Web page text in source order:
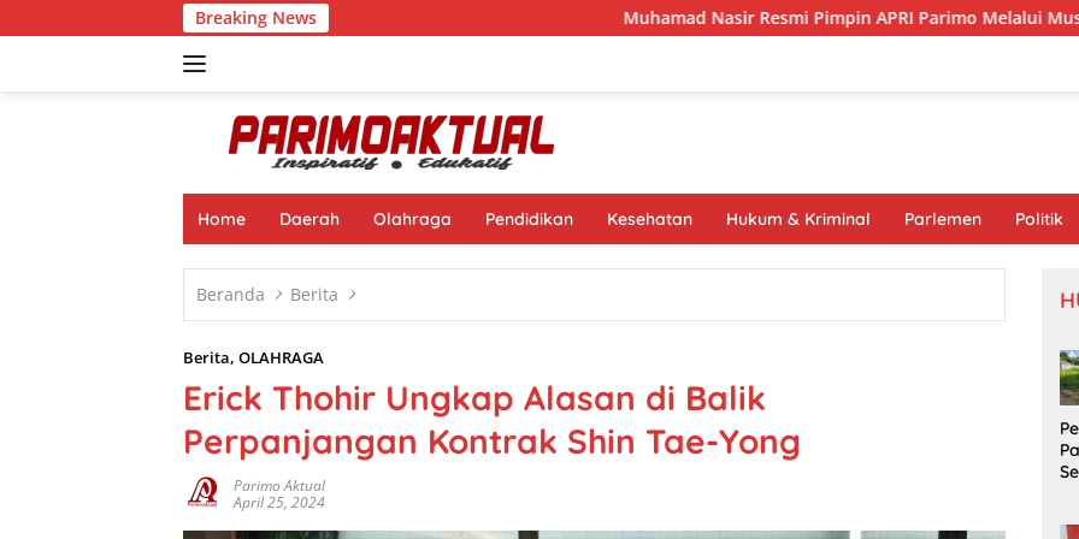
ke
Breaking News Muhamad Nasir Resmi Pimpin APRI Parimo Melalui Muscab Periode
Home Daerah Olahraga Pendidikan Kesehatan Hukum & Kriminal Parlemen Politik
Beranda Berita
Berita, OLAHRAGA
Erick Thohir Ungkap Alasan di Balik
Perpanjangan Kontrak Shin Tae-Yong
Parimo Aktual
April 25, 2024